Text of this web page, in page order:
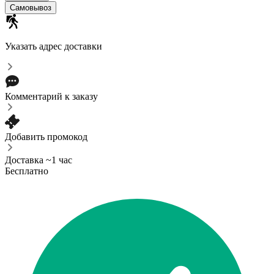
Самовывоз
Указать адрес доставки
Комментарий к заказу
Добавить промокод
Доставка ~1 час
Бесплатно